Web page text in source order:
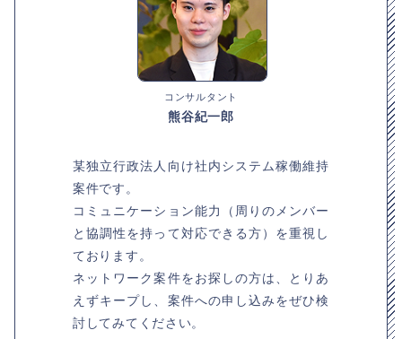
コンサルタント
熊谷紀一郎
某独立行政法人向け社内システム稼働維持
案件です。
コミュニケーション能力（周りのメンバー
と協調性を持って対応できる方）を重視し
ております。
ネットワーク案件をお探しの方は、とりあ
えずキープし、案件への申し込みをぜひ検
討してみてください。